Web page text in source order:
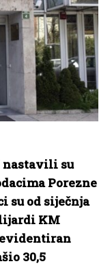
nastavili su
Porezne
su od siječnja
KM
30,5